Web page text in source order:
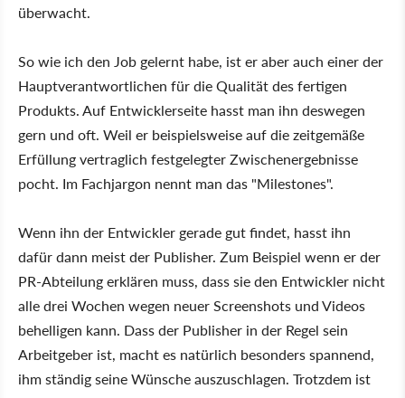
überwacht.
So wie ich den Job gelernt habe, ist er aber auch einer der
Hauptverantwortlichen für die Qualität des fertigen
Produkts. Auf Entwicklerseite hasst man ihn deswegen
gern und oft. Weil er beispielsweise auf die zeitgemäße
Erfüllung vertraglich festgelegter Zwischenergebnisse
pocht. Im Fachjargon nennt man das "Milestones".
Wenn ihn der Entwickler gerade gut findet, hasst ihn
dafür dann meist der Publisher. Zum Beispiel wenn er der
PR-Abteilung erklären muss, dass sie den Entwickler nicht
alle drei Wochen wegen neuer Screenshots und Videos
behelligen kann. Dass der Publisher in der Regel sein
Arbeitgeber ist, macht es natürlich besonders spannend,
ihm ständig seine Wünsche auszuschlagen. Trotzdem ist